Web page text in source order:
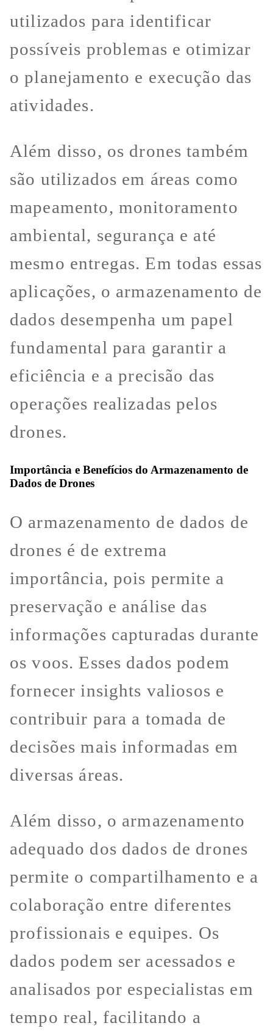
utilizados para identificar
possíveis problemas e otimizar
o planejamento e execução das
atividades.
Além disso, os drones também
são utilizados em áreas como
mapeamento, monitoramento
ambiental, segurança e até
mesmo entregas. Em todas essas
aplicações, o armazenamento de
dados desempenha um papel
fundamental para garantir a
eficiência e a precisão das
operações realizadas pelos
drones.
Importância e Benefícios do Armazenamento de
Dados de Drones
O armazenamento de dados de
drones é de extrema
importância, pois permite a
preservação e análise das
informações capturadas durante
os voos. Esses dados podem
fornecer insights valiosos e
contribuir para a tomada de
decisões mais informadas em
diversas áreas.
Além disso, o armazenamento
adequado dos dados de drones
permite o compartilhamento e a
colaboração entre diferentes
profissionais e equipes. Os
dados podem ser acessados e
analisados por especialistas em
tempo real, facilitando a